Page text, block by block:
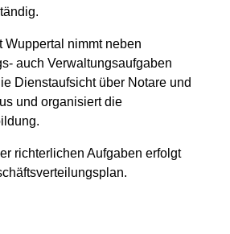
Wuppertal nimmt neben
auch Verwaltungsaufgaben
Dienstaufsicht über Notare und
und organisiert die
richterlichen Aufgaben erfolgt